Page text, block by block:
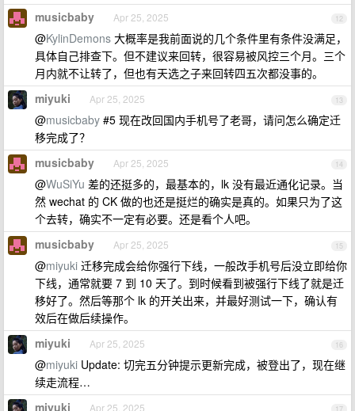
12
musicbaby Apr 25, 2025
@KylinDemons 大概率是我前面说的几个条件里有条件没满足，
具体自己排查下。但不建议来回转，很容易被风控三个月。三个
月内就不让转了，但也有天选之子来回转四五次都没事的。
13
miyuki Apr 25, 2025
@musicbaby #5 现在改回国内手机号了老哥，请问怎么确定迁
移完成了？
14
musicbaby Apr 25, 2025
@WuSiYu 差的还挺多的，最基本的，lk 没有最近通化记录。当
然 wechat 的 CK 做的也还是挺烂的确实是真的。如果只为了这
个去转，确实不一定有必要。还是看个人吧。
15
musicbaby Apr 25, 2025
@miyuki 迁移完成会给你强行下线，一般改手机号后没立即给你
下线，通常就要 7 到 10 天了。到时候看到被强行下线了就是迁
移好了。然后等那个 lk 的开关出来，并最好测试一下，确认有
效后在做后续操作。
16
miyuki Apr 25, 2025
@miyuki Update: 切完五分钟提示更新完成，被登出了，现在继
续走流程…
miyuki Apr 25, 2025